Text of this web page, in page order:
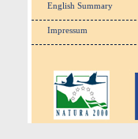
English Summary
Impressum